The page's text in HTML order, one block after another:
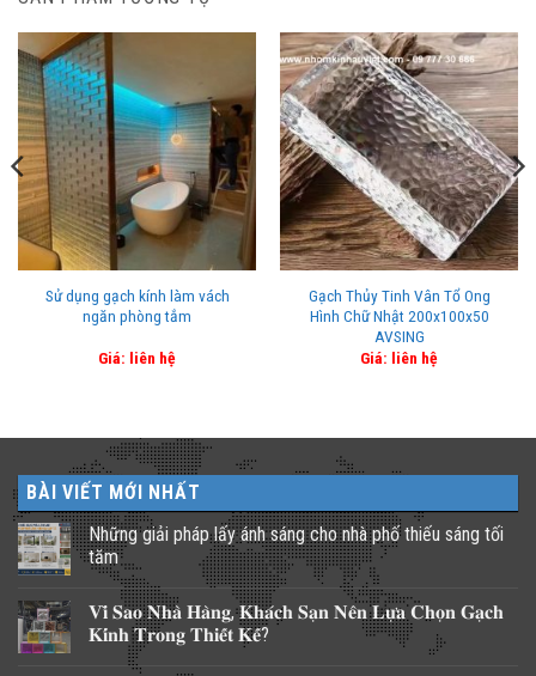
Sử dụng gạch kính làm vách
ngăn phòng tắm
Giá: liên hệ
Gạch Thủy Tinh Vân Tổ Ong
Hình Chữ Nhật 200x100x50
AVSING
Giá: liên hệ
BÀI VIẾT MỚI NHẤT
Những giải pháp lấy ánh sáng cho nhà phố thiếu sáng tối
tăm
Không
bình
luận
ở
𝐕𝐢̀ 𝐒𝐚𝐨 𝐍𝐡𝐚̀ 𝐇𝐚̀𝐧𝐠, 𝐊𝐡𝐚́𝐜𝐡 𝐒𝐚̣𝐧 𝐍𝐞̂𝐧 𝐋𝐮̛̣𝐚 𝐂𝐡𝐨̣𝐧 𝐆𝐚̣𝐜𝐡
𝐊𝐢́𝐧𝐡 𝐓𝐫𝐨𝐧𝐠 𝐓𝐡𝐢𝐞̂́𝐭 𝐊𝐞̂́?